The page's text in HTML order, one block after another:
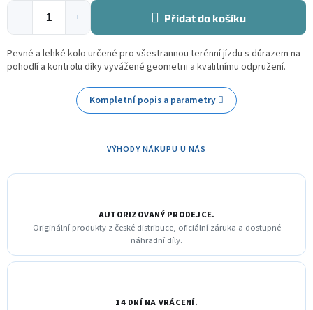
+
− Přidat do košíku
Pevné a lehké kolo určené pro všestrannou terénní jízdu s důrazem na
pohodlí a kontrolu díky vyvážené geometrii a kvalitnímu odpružení.
Kompletní popis a parametry
VÝHODY NÁKUPU U NÁS
AUTORIZOVANÝ PRODEJCE.
Originální produkty z české distribuce, oficiální záruka a dostupné
náhradní díly.
14 DNÍ NA VRÁCENÍ.